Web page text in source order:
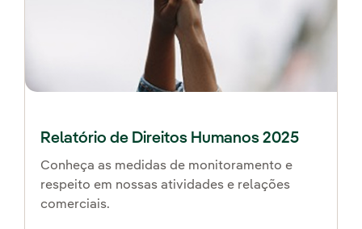
Relatório de Direitos Humanos 2025
Conheça as medidas de monitoramento e
respeito em nossas atividades e relações
comerciais.